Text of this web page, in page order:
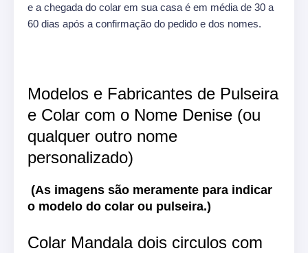
e a chegada do colar em sua casa é em média de 30 a
60 dias após a confirmação do pedido e dos nomes.
Modelos e Fabricantes de Pulseira
e Colar com o Nome Denise (ou
qualquer outro nome
personalizado)
(As imagens são meramente para indicar
o modelo do colar ou pulseira.)
Colar Mandala dois circulos com